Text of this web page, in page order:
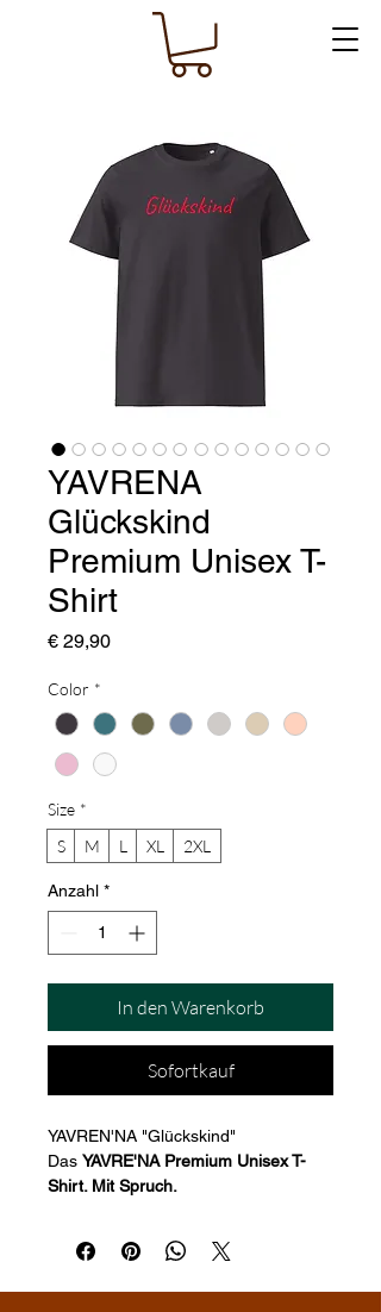
YAVRENA
Glückskind
Premium Unisex T-
Shirt
€ 29,90Preis
Color *
Size *
S
M L XL 2XL
Anzahl *
In den Warenkorb
Sofortkauf
YAVREN'NA "Glückskind"
Das YAVRE'NA Premium Unisex T-
Shirt. Mit Spruch.
begegnen, die du anderen schenkst.